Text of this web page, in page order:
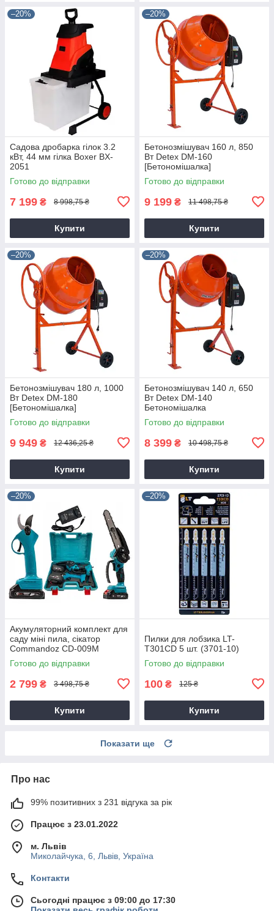
–20%
Садова дробарка гілок 3.2
кВт, 44 мм гілка Boxer BX-
2051
Готово до відправки
7 199 ₴ 8 998,75 ₴
Купити
–20%
Бетонозмішувач 160 л, 850
Вт Detex DM-160
[Бетономішалка]
Готово до відправки
9 199 ₴ 11 498,75 ₴
Купити
–20%
Бетонозмішувач 180 л, 1000
Вт Detex DM-180
[Бетономішалка]
Готово до відправки
9 949 ₴ 12 436,25 ₴
Купити
–20%
Бетонозмішувач 140 л, 650
Вт Detex DM-140
Бетономішалка
Готово до відправки
8 399 ₴ 10 498,75 ₴
Купити
–20%
Акумуляторний комплект для
саду міні пила, сікатор
Commandoz CD-009M
Готово до відправки
2 799 ₴ 3 498,75 ₴
Купити
–20%
Пилки для лобзика LT-
T301CD 5 шт. (3701-10)
Готово до відправки
100 ₴ 125 ₴
Купити
Показати ще
Про нас
99% позитивних з 231 відгука за рік
Працює з 23.01.2022
м. Львів
Миколайчука, 6, Львів, Україна
Контакти
Сьогодні працює з 09:00 до 17:30